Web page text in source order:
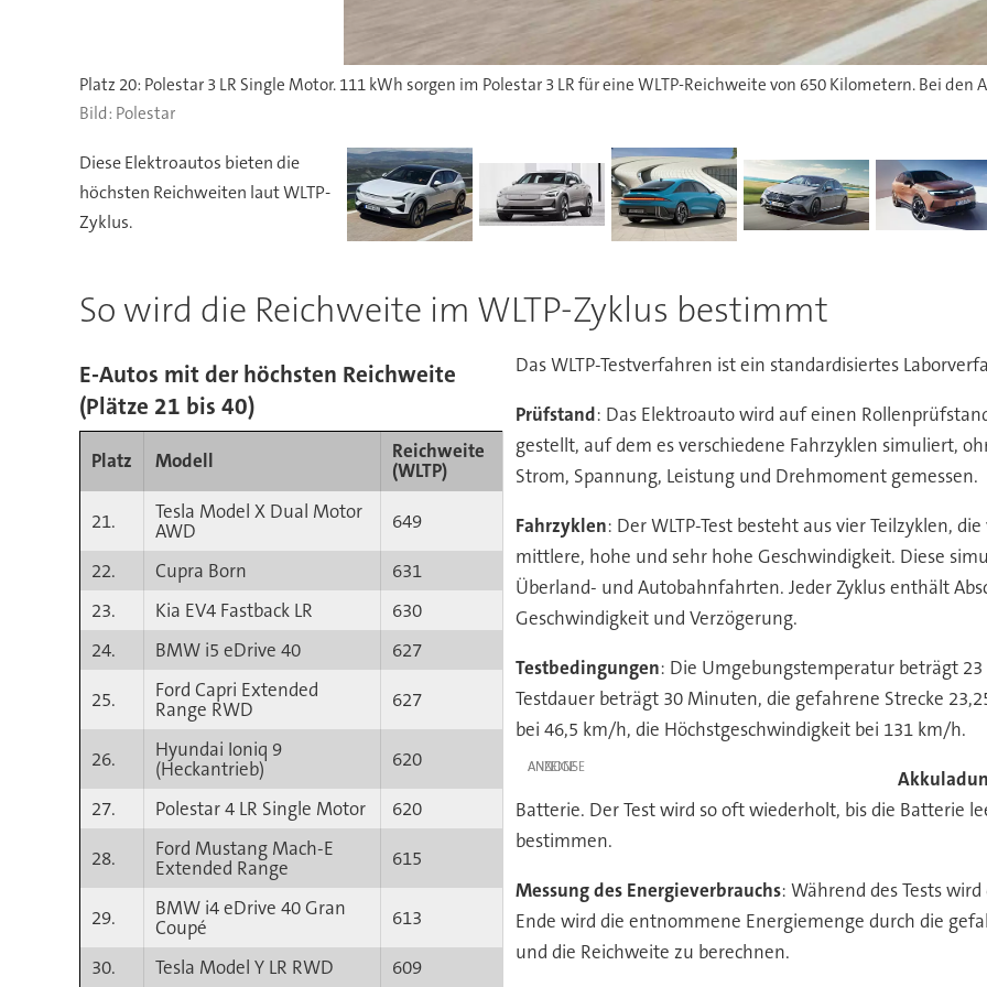
Polestar
Diese Elektroautos bieten die
höchsten Reichweiten laut WLTP-
Zyklus.
So wird die Reichweite im WLTP-Zyklus bestimmt
E-Autos mit der höchsten Reichweite
(Plätze 21 bis 40)
Platz Modell
Reichweite
(WLTP)
21.
Tesla Model X Dual Motor
AWD
649
22. Cupra Born
631
23.
Kia EV4 Fastback LR
630
24.
BMW i5 eDrive 40 627
25.
Ford Capri Extended
Range RWD
627
26.
Hyundai Ioniq 9
(Heckantrieb)
620
27. Polestar 4 LR Single Motor 620
28.
Ford Mustang Mach-E
Extended Range
615
29.
BMW i4 eDrive 40 Gran
Coupé
613
30. Tesla Model Y LR RWD 609
Das WLTP-Testverfahren ist ein standardisiertes
Prüfstand: Das Elektroauto wird auf einen
gestellt, auf dem es verschiedene Fahrzyklen simuliert,
Strom, Spannung, Leistung und Drehmoment gemessen.
Fahrzyklen: Der WLTP-Test besteht aus vier Teilzyklen,
mittlere, hohe und sehr hohe Geschwindigkeit. Diese
Überland- und Autobahnfahrten. Jeder Zyklus enthält
Geschwindigkeit und Verzögerung.
Testbedingungen: Die Umgebungstemperatur beträgt 23
Testdauer beträgt 30 Minuten, die gefahrene Strecke
bei 46,5 km/h, die Höchstgeschwindigkeit bei 131 km/h.
ANZEIGE
Batterie. Der Test wird so oft wiederholt, bis die Batterie
bestimmen.
Messung des Energieverbrauchs: Während des Tests
Ende wird die entnommene Energiemenge durch die
und die Reichweite zu berechnen.